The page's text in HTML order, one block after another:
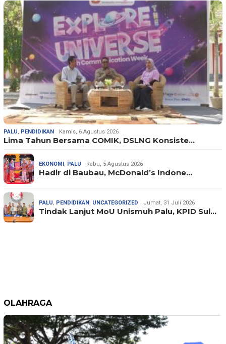
PALU, PENDIDIKAN Kamis, 6 Agustus 2026
Lima Tahun Bersama COMIK, DSLNG Konsiste…
EKONOMI, PALU Rabu, 5 Agustus 2026
Hadir di Baubau, McDonald’s Indone…
PALU, PENDIDIKAN, UNCATEGORIZED Jumat, 31 Juli 2026
Tindak Lanjut MoU Unismuh Palu, KPID Sul…
OLAHRAGA